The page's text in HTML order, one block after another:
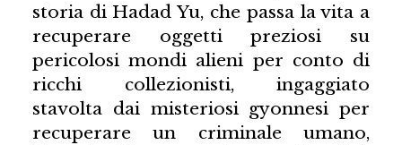
storia di Hadad Yu, che passa la vita a
recuperare oggetti preziosi su
pericolosi mondi alieni per conto di
ricchi collezionisti, ingaggiato
stavolta dai misteriosi gyonnesi per
recuperare un criminale umano,